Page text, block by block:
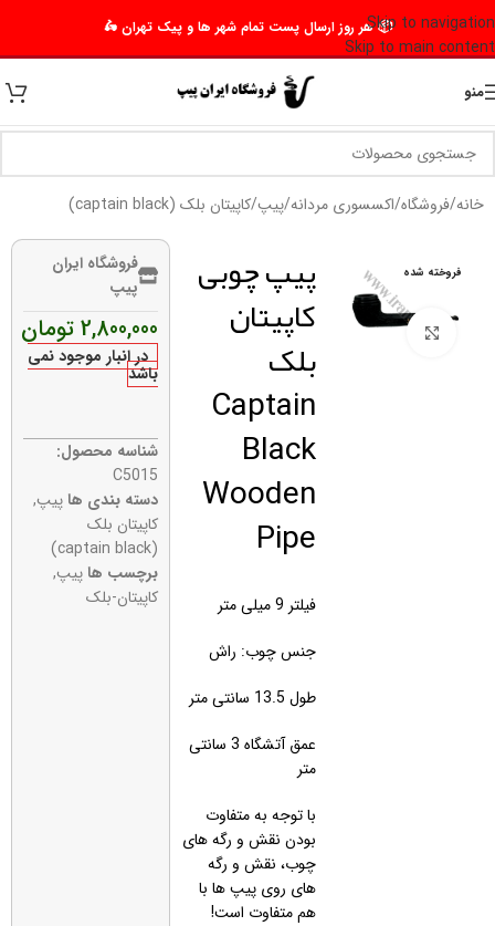
Skip to navigation
Skip to main content
📦 هر روز ارسال پست تمام شهر ها و پیک تهران 🛵
منو
خانه/فروشگاه/اکسسوری مردانه/پیپ/کاپیتان بلک (captain black)
فروخته شده
برای بزرگنمایی کلیک کنید
پیپ چوبی
کاپیتان
بلک
Captain
Black
Wooden
Pipe
فیلتر 9 میلی متر
جنس چوب: راش
طول 13.5 سانتی متر
عمق آتشگاه 3 سانتی
متر
با توجه به متفاوت
بودن نقش و رگه های
چوب، نقش و رگه
های روی پیپ ها با
هم متفاوت است!
فروشگاه ایران
پیپ
2,800,000 تومان
در انبار موجود نمی
باشد
شناسه محصول:
C5015
دسته بندی ها پیپ,
کاپیتان بلک
(captain black)
برچسب ها پیپ,
کاپیتان-بلک